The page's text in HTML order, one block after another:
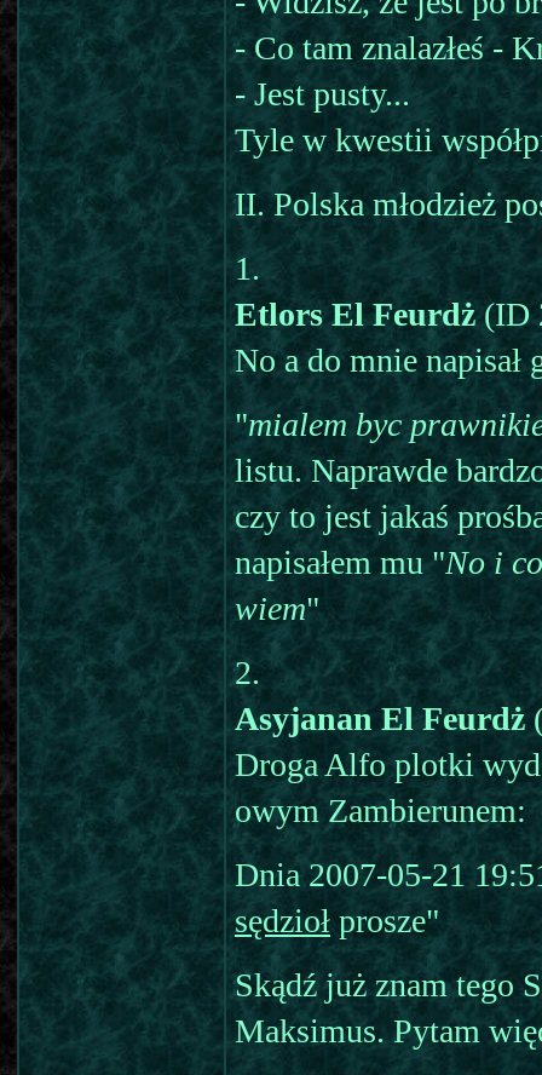
- Co tam znalazłeś -
- Jest pusty...
Tyle w kwestii
II. Polska młodzież
1.
Etlors El Feurdż(ID
No a do mnie napisał
"mialem byc
listu. Naprawde
czy to jest jakaś
napisałem mu "No i
wiem"
2.
Asyjanan El Feurdż
Droga Alfo plotki
owym Zambierunem:
Dnia 2007-05-21
sędziołprosze"
Skądź już znam tego
Maksimus. Pytam